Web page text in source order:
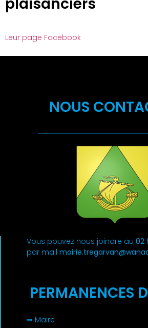
plaisanciers
Leur page Facebook
NOUS
Vous pouvez nous joindre au 02
par mail
PERMANENCES
⇒ Maire